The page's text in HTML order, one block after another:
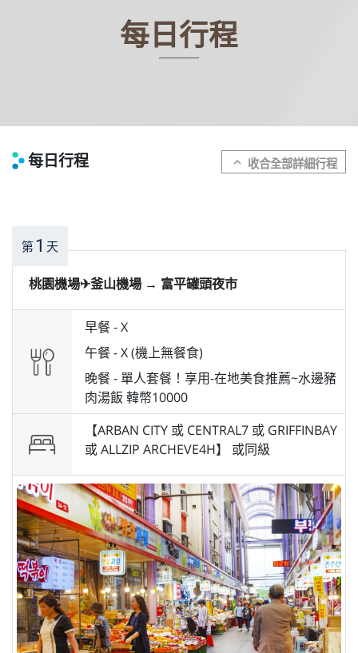
每日行程
每日行程 expand_more
第1 天
桃園機場✈︎釜山機場 → 富平罐頭夜市
早餐 -X
午餐 -X (機上無餐食)
晚餐 - 單人套餐！享用-在地美食推薦~水邊豬
肉湯飯 韓幣10000
【ARBAN CITY 或 CENTRAL7 或 GRIFFINBAY
或 ALLZIP ARCHEVE4H】 或同級